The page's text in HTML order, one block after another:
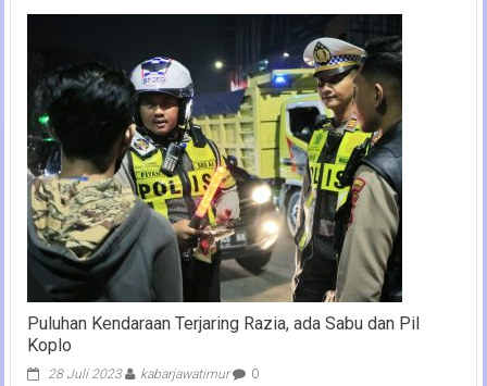
Puluhan Kendaraan Terjaring Razia, ada Sabu dan Pil
Koplo
28 Juli 2023 kabarjawatimur 0